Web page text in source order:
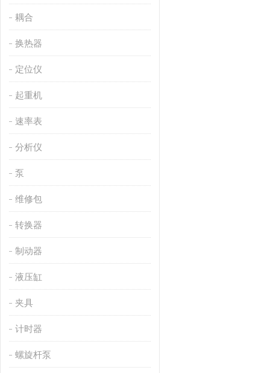
耦合
换热器
定位仪
起重机
速率表
分析仪
泵
维修包
转换器
制动器
液压缸
夹具
计时器
螺旋杆泵